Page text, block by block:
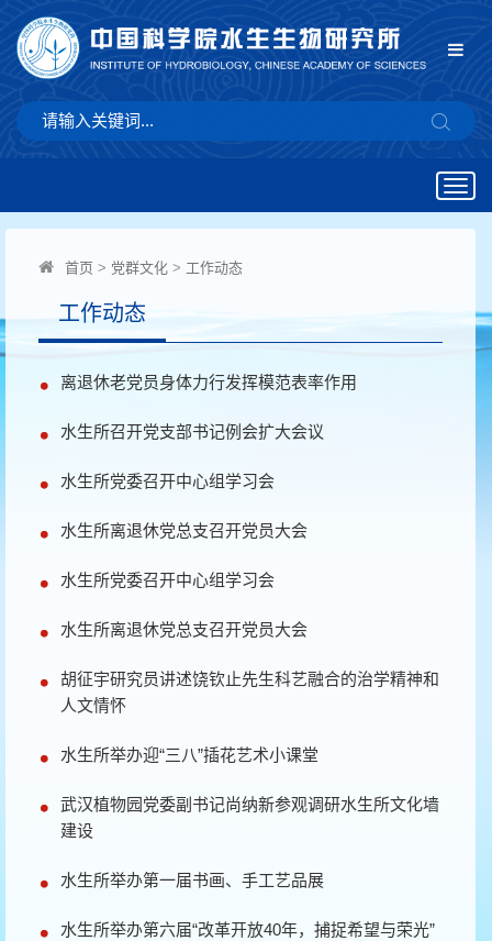
首页 > 党群文化 > 工作动态
工作动态
离退休老党员身体力行发挥模范表率作用
水生所召开党支部书记例会扩大会议
水生所党委召开中心组学习会
水生所离退休党总支召开党员大会
水生所党委召开中心组学习会
水生所离退休党总支召开党员大会
胡征宇研究员讲述饶钦止先生科艺融合的治学精神和
人文情怀
水生所举办迎“三八”插花艺术小课堂
武汉植物园党委副书记尚纳新参观调研水生所文化墙
建设
水生所举办第一届书画、手工艺品展
水生所举办第六届“改革开放40年，捕捉希望与荣光”